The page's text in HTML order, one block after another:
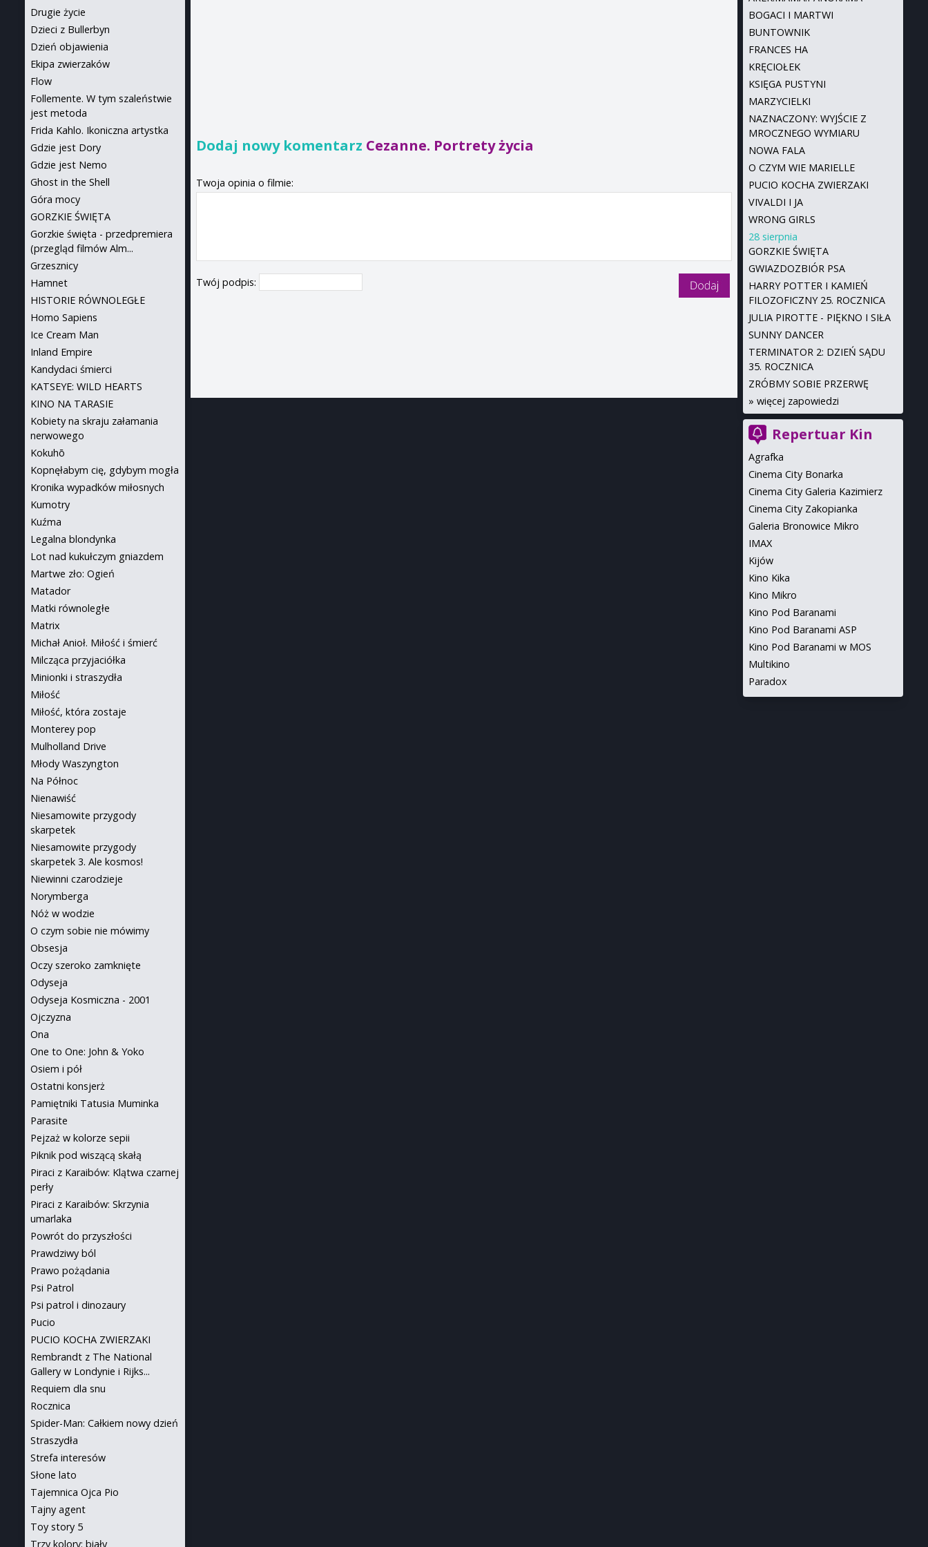
Dodaj nowy komentarz Cezanne. Portrety życia
Twoja opinia o filmie:
Twój podpis:
BOGACI I MARTWI
BUNTOWNIK
FRANCES HA
KRĘCIOŁEK
KSIĘGA PUSTYNI
MARZYCIELKI
NAZNACZONY: WYJŚCIE Z
MROCZNEGO WYMIARU
NOWA FALA
O CZYM WIE MARIELLE
PUCIO KOCHA ZWIERZAKI
VIVALDI I JA
WRONG GIRLS
28 sierpnia
GORZKIE ŚWIĘTA
GWIAZDOZBIÓR PSA
HARRY POTTER I KAMIEŃ
FILOZOFICZNY 25. ROCZNICA
JULIA PIROTTE - PIĘKNO I SIŁA
SUNNY DANCER
TERMINATOR 2: DZIEŃ SĄDU
35. ROCZNICA
ZRÓBMY SOBIE PRZERWĘ
» więcej zapowiedzi
Repertuar Kin
Agrafka
Cinema City Bonarka
Cinema City Galeria Kazimierz
Cinema City Zakopianka
Galeria Bronowice Mikro
IMAX
Kijów
Kino Kika
Kino Mikro
Kino Pod Baranami
Kino Pod Baranami ASP
Kino Pod Baranami w MOS
Multikino
Paradox
Drugie życie
Dzieci z Bullerbyn
Dzień objawienia
Ekipa zwierzaków
Flow
Follemente. W tym szaleństwie
jest metoda
Frida Kahlo. Ikoniczna artystka
Gdzie jest Dory
Gdzie jest Nemo
Ghost in the Shell
Góra mocy
GORZKIE ŚWIĘTA
Gorzkie święta - przedpremiera
(przegląd filmów Alm...
Grzesznicy
Hamnet
HISTORIE RÓWNOLEGŁE
Homo Sapiens
Ice Cream Man
Inland Empire
Kandydaci śmierci
KATSEYE: WILD HEARTS
KINO NA TARASIE
Kobiety na skraju załamania
nerwowego
Kokuhō
Kopnęłabym cię, gdybym mogła
Kronika wypadków miłosnych
Kumotry
Kuźma
Legalna blondynka
Lot nad kukułczym gniazdem
Martwe zło: Ogień
Matador
Matki równoległe
Matrix
Michał Anioł. Miłość i śmierć
Milcząca przyjaciółka
Minionki i straszydła
Miłość
Miłość, która zostaje
Monterey pop
Mulholland Drive
Młody Waszyngton
Na Północ
Nienawiść
Niesamowite przygody
skarpetek
Niesamowite przygody
skarpetek 3. Ale kosmos!
Niewinni czarodzieje
Norymberga
Nóż w wodzie
O czym sobie nie mówimy
Obsesja
Oczy szeroko zamknięte
Odyseja
Odyseja Kosmiczna - 2001
Ojczyzna
Ona
One to One: John & Yoko
Osiem i pół
Ostatni konsjerż
Pamiętniki Tatusia Muminka
Parasite
Pejzaż w kolorze sepii
Piknik pod wiszącą skałą
Piraci z Karaibów: Klątwa czarnej
perły
Piraci z Karaibów: Skrzynia
umarlaka
Powrót do przyszłości
Prawdziwy ból
Prawo pożądania
Psi Patrol
Psi patrol i dinozaury
Pucio
PUCIO KOCHA ZWIERZAKI
Rembrandt z The National
Gallery w Londynie i Rijks...
Requiem dla snu
Rocznica
Spider-Man: Całkiem nowy dzień
Straszydła
Strefa interesów
Słone lato
Tajemnica Ojca Pio
Tajny agent
Toy story 5
Trzy kolory: biały